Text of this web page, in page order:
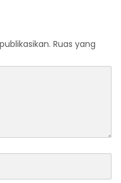
Ruas yang